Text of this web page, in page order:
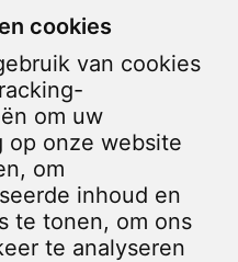
cookies
van cookies
om uw
op onze website
om
inhoud en
te tonen, om ons
te analyseren